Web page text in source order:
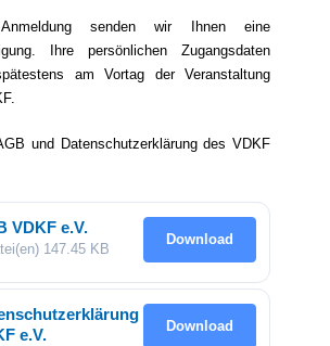
senden wir Ihnen eine
Ihre persönlichen Zugangsdaten
am Vortag der Veranstaltung
und Datenschutzerklärung des VDKF
VDKF e.V.
147.45 KB
Download
e.V.
Download